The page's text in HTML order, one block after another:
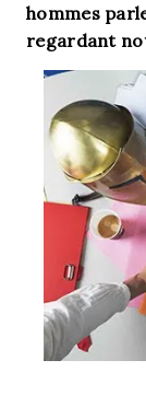
hommes
regardant